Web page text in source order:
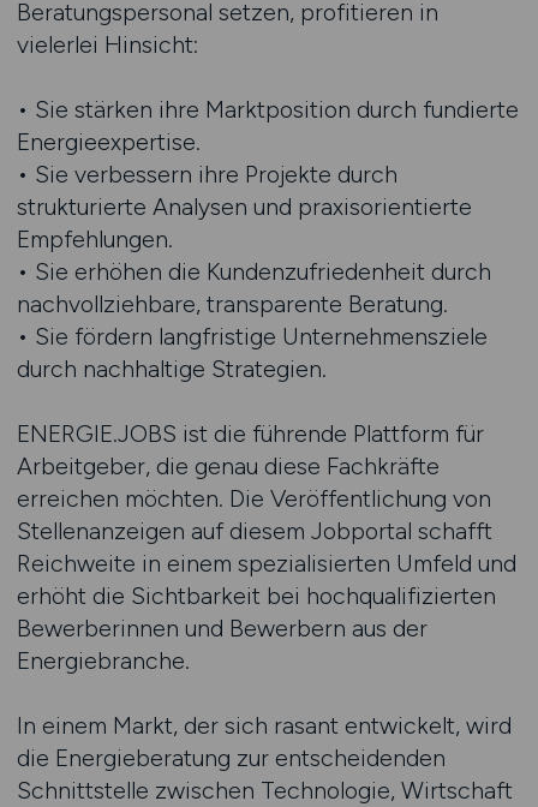
Beratungspersonal setzen, profitieren in
vielerlei Hinsicht:
• Sie stärken ihre Marktposition durch fundierte
Energieexpertise.
• Sie verbessern ihre Projekte durch
strukturierte Analysen und praxisorientierte
Empfehlungen.
• Sie erhöhen die Kundenzufriedenheit durch
nachvollziehbare, transparente Beratung.
• Sie fördern langfristige Unternehmensziele
durch nachhaltige Strategien.
ENERGIE.JOBS ist die führende Plattform für
Arbeitgeber, die genau diese Fachkräfte
erreichen möchten. Die Veröffentlichung von
Stellenanzeigen auf diesem Jobportal schafft
Reichweite in einem spezialisierten Umfeld und
erhöht die Sichtbarkeit bei hochqualifizierten
Bewerberinnen und Bewerbern aus der
Energiebranche.
In einem Markt, der sich rasant entwickelt, wird
die Energieberatung zur entscheidenden
Schnittstelle zwischen Technologie, Wirtschaft